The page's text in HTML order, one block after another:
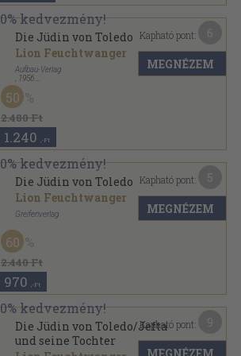
Die Jüdin von Toledo
Lion Feuchtwanger
Aufbau-Verlag
1956
Vászon
2.480 Ft
50
1.240 ,-Ft
Kapható pont:
MEGNÉZEM
Die Jüdin von Toledo
Lion Feuchtwanger
Greifenverlag
Vászon
2.440 Ft
60
970 ,-Ft
Kapható pont:
MEGNÉZEM
Die Jüdin von Toledo/Jefta
und seine Tochter
Kapható pont: